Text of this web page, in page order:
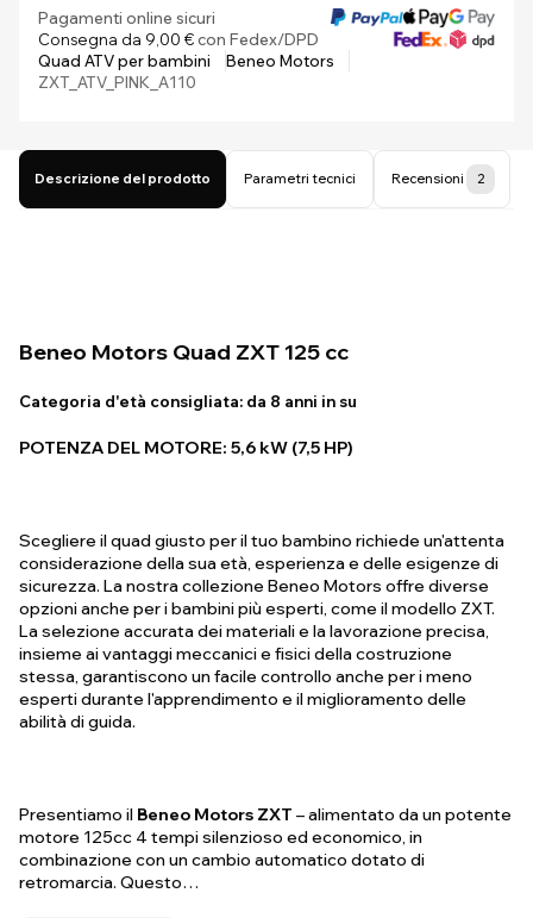
Pagamenti online sicuri
Consegna da 9,00 €con Fedex/DPD
Quad ATV per bambini
Beneo Motors
ZXT_ATV_PINK_A110
Descrizione del prodotto Parametri tecnici Recensioni 2
Beneo Motors Quad ZXT 125 cc
Categoria d'età consigliata: da 8 anni in su
POTENZA DEL MOTORE: 5,6 kW (7,5 HP)
Scegliere il quad giusto per il tuo bambino richiede un'attenta
considerazione della sua età, esperienza e delle esigenze di
sicurezza. La nostra collezione Beneo Motors offre diverse
opzioni anche per i bambini più esperti, come il modello ZXT.
La selezione accurata dei materiali e la lavorazione precisa,
insieme ai vantaggi meccanici e fisici della costruzione
stessa, garantiscono un facile controllo anche per i meno
esperti durante l'apprendimento e il miglioramento delle
abilità di guida.
Presentiamo il Beneo Motors ZXT – alimentato da un potente
motore 125cc 4 tempi silenzioso ed economico, in
combinazione con un cambio automatico dotato di
retromarcia. Questo…